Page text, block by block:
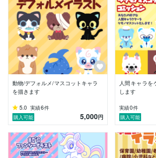
ご注意点
音信不通の方、こちらからのメッセージ
方
例
○○日までに返信しますと言った後、期日
なかったり、音信不通になる
音信不通になる、マナー違反者の案件が
らが定めた期日までにご返信がない方か
また購入後のキャンセルはお受けできませ
動物/デフォルメ/マスコットキャラ
を描きます
5.0 実績6件
購入可能
5,000円
人間キャラを
します
実績0件
購入可能